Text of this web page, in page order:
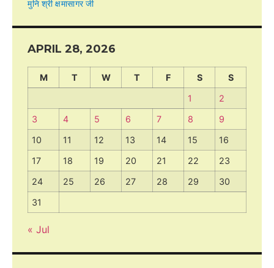
मुनि श्री क्षमासागर जी
APRIL 28, 2026
M T W T F S
S
1
2
3
4 5 6 7 8
9
10
11 12 13 14 15
16
17
18 19 20 21 22
23
24
25 26 27 28 29
30
31
« Jul